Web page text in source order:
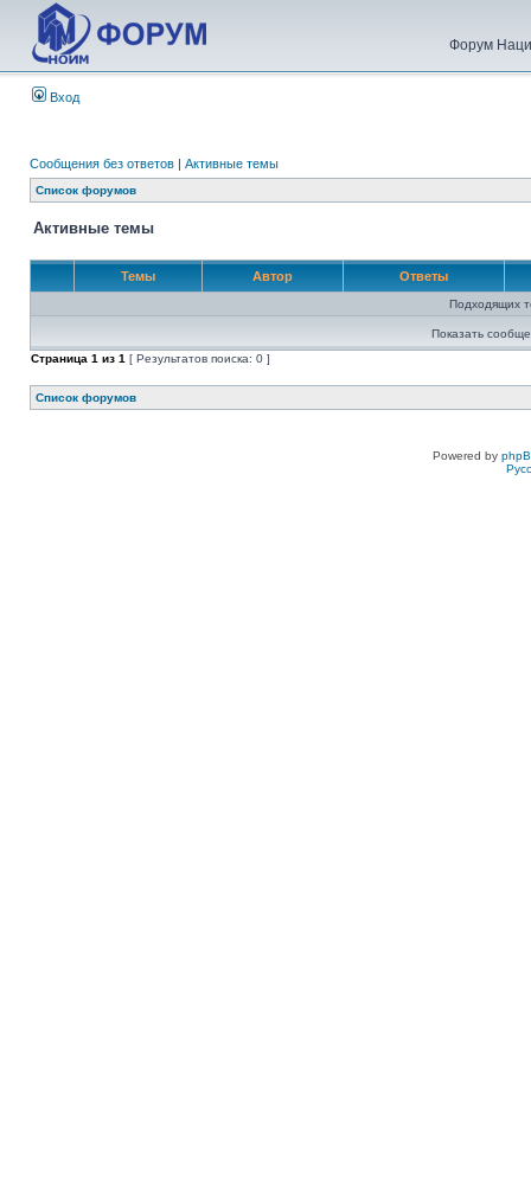
Форум
Вход
Сообщения без ответов | Активные темы
Список форумов
Активные темы
Темы Автор Ответы
Подходящих
Показать
Страница 1 из 1 [ Результатов поиска: 0 ]
Список форумов
Powered by